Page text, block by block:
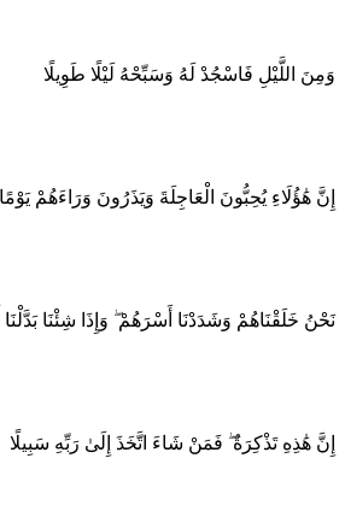
وَمِنَ اللَّيْلِ فَاسْجُدْ لَهُ وَسَبِّحْهُ لَيْلًا طَوِيلًا
إِنَّ هَٰؤُلَاءِ يُحِبُّونَ الْعَاجِلَةَ وَيَذَرُونَ وَرَاءَهُمْ يَوْمًا
نَحْنُ خَلَقْنَاهُمْ وَشَدَدْنَا أَسْرَهُمْ ۖ وَإِذَا شِئْنَا بَدَّلْنَا
إِنَّ هَٰذِهِ تَذْكِرَةٌ ۖ فَمَنْ شَاءَ اتَّخَذَ إِلَىٰ رَبِّهِ سَبِيلًا